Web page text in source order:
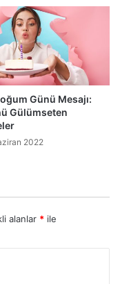
Günü Mesajı:
Gülümseten
2022
alanlar * ile